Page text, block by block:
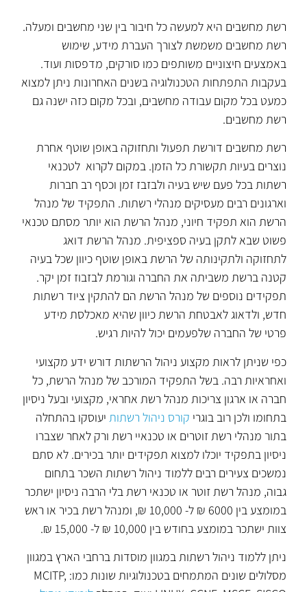
רשת מחשבים היא למעשה כל חיבור בין שני מחשבים ומעלה.
רשת מחשבים משמשת לצורך העברת מידע, שימוש
באמצעים חיצוניים משותפים כמו סורקים, מדפסות ועוד.
בעקבות התפתחות הטכנולוגיה בשנים האחרונות ניתן למצוא
כמעט בכל מקום עבודה מחשבים, ובכל מקום כזה ישנה גם
רשת מחשבים.
רשת מחשבים דורשת תפעול ותחזוקה באופן שוטף אחרת
נוצרים בעיות תקשורת כל הזמן. במקום לקרוא לטכנאי
רשתות בכל פעם שיש בעיה ולבזבז זמן וכסף רב חברות
וארגונים רבים מעסיקים מנהלי רשתות. התפקיד של מנהל
הרשת הוא תפקיד חיוני, מנהל הרשת הוא יותר מסתם טכנאי
פשוט שבא לתקן בעיה ספציפית. מנהל הרשת דואג
לתחזוקה ולתקינותה של הרשת באופן שוטף כיוון שכל בעיה
קטנה ברשת משביתה את החברה וגורמת לבזבוז זמן יקר.
תפקידים נוספים של מנהל הרשת הם להתקין ציוד רשתות
חדש, ולדאוג לאבטחת הרשת כיוון שהיא מאכלסת מידע
פרטי של החברה שלפעמים יכול להיות רגיש.
כפי שניתן לראות מקצוע ניהול הרשתות דורש ידע מקצועי
ואחראיות רבה. בשל התפקיד המורכב של מנהל הרשת, כל
חברה או ארגון צריכות מנהל רשת אחראי, מקצועי ובעל ניסיון
בתחומו ולכן רוב בוגרי קורס ניהול רשתות יעוסקו בהתחלה
בתור מנהלי רשת זוטרים או טכנאיי רשת ורק לאחר שצברו
ניסיון בתפקיד יוכלו למצוא תפקידים יותר בכירים. לא סתם
נמשכים צעירים רבים ללמוד ניהול רשתות השכר בתחום
גבוה, מנהל רשת זוטר או טכנאי רשת בלי הרבה ניסיון ישתכר
במומצע בין 6000 ₪ ל- 10,000 ₪, ומנהל רשת בכיר או ראש
צוות ישתכר במומצע בחודש בין 10,000 ₪ ל- 15,000 ₪.
ניתן ללמוד ניהול רשתות במגוון מוסדות ברחבי הארץ במגוון
מסלולים שונים המתמחים בטכנולוגיות שונות כמו: MCITP,